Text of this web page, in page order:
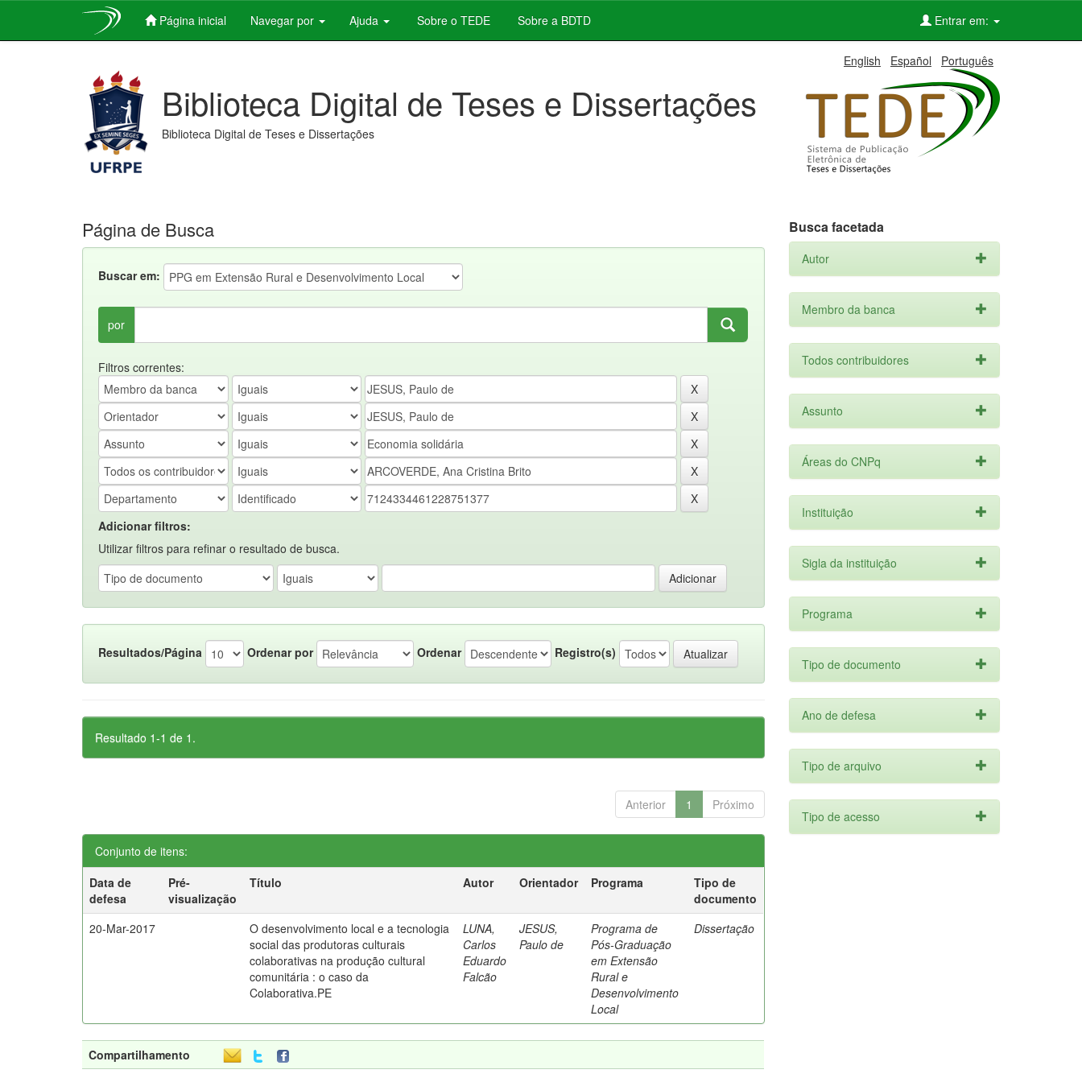
Página inicial Navegar por Ajuda Sobre o TEDE Sobre a BDTD Entrar em:
English Español Português
Biblioteca Digital de Teses e Dissertações
Biblioteca Digital de Teses e Dissertações
Página de Busca
Buscar em:
por
Filtros correntes:
Adicionar filtros:
Utilizar filtros para refinar o resultado de busca.
Resultados/Página Ordenar por Ordenar Registro(s)
Resultado 1-1 de 1.
Anterior 1 Próximo
Conjunto de itens:
Data de
defesa
Pré-
visualização
Título Autor Orientador Programa
Tipo de
documento
20-Mar-2017
O desenvolvimento local e a tecnologia
social das produtoras culturais
colaborativas na produção cultural
comunitária : o caso da
Colaborativa.PE
LUNA,
Carlos
Eduardo
Falcão
JESUS,
Paulo de
Programa de
Pós-Graduação
em Extensão
Rural e
Desenvolvimento
Local
Dissertação
Compartilhamento
Busca facetada
Autor
Membro da banca
Todos contribuidores
Assunto
Áreas do CNPq
Instituição
Sigla da instituição
Programa
Tipo de documento
Ano de defesa
Tipo de arquivo
Tipo de acesso